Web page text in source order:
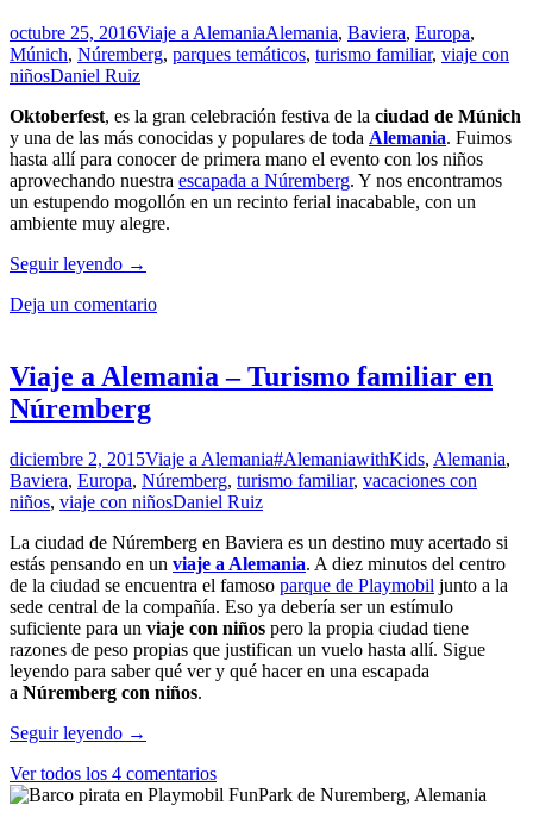
octubre 25, 2016Viaje a AlemaniaAlemania, Baviera, Europa,
Múnich, Núremberg, parques temáticos, turismo familiar, viaje con
niñosDaniel Ruiz
Oktoberfest, es la gran celebración festiva de la ciudad de Múnich
y una de las más conocidas y populares de toda Alemania. Fuimos
hasta allí para conocer de primera mano el evento con los niños
aprovechando nuestra escapada a Núremberg. Y nos encontramos
un estupendo mogollón en un recinto ferial inacabable, con un
ambiente muy alegre.
Seguir leyendo Oktoberfest,
gran
la
ciudad
de
con
niños
→
Deja un comentario
Viaje a Alemania – Turismo familiar en
Núremberg
diciembre 2, 2015Viaje a Alemania#AlemaniawithKids, Alemania,
Baviera, Europa, Núremberg, turismo familiar, vacaciones con
niños, viaje con niñosDaniel Ruiz
La ciudad de Núremberg en Baviera es un destino muy acertado si
estás pensando en un viaje a Alemania. A diez minutos del centro
de la ciudad se encuentra el famoso parque de Playmobil junto a la
sede central de la compañía. Eso ya debería ser un estímulo
suficiente para un viaje con niños pero la propia ciudad tiene
razones de peso propias que justifican un vuelo hasta allí. Sigue
leyendo para saber qué ver y qué hacer en una escapada
a Núremberg con niños.
Seguir leyendo Viaje
Alemania
–
→
Ver todos los 4 comentarios